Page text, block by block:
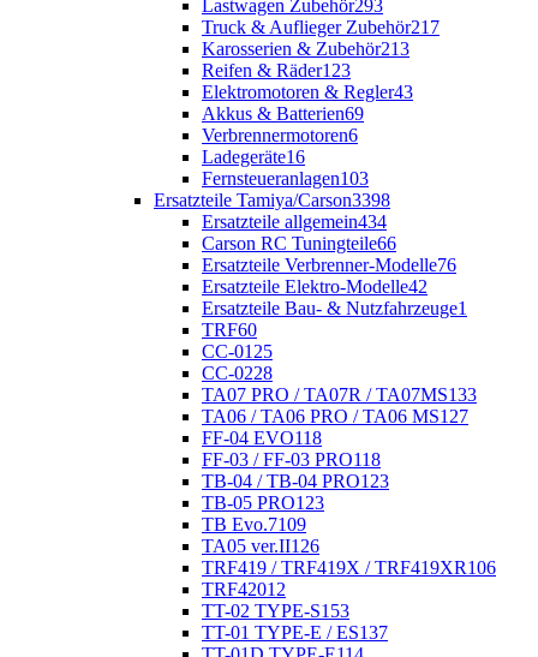
Lastwagen Zubehör293
Truck & Auflieger Zubehör217
Karosserien & Zubehör213
Reifen & Räder123
Elektromotoren & Regler43
Akkus & Batterien69
Verbrennermotoren6
Ladegeräte16
Fernsteueranlagen103
Ersatzteile Tamiya/Carson3398
Ersatzteile allgemein434
Carson RC Tuningteile66
Ersatzteile Verbrenner-Modelle76
Ersatzteile Elektro-Modelle42
Ersatzteile Bau- & Nutzfahrzeuge1
TRF60
CC-01 25
CC-0228
TA07 PRO / TA07R / TA07MS133
TA06 / TA06 PRO / TA06 MS127
FF-04 EVO118
FF-03 / FF-03 PRO118
TB-04 / TB-04 PRO123
TB-05 PRO123
TB Evo.7109
TA05 ver.II126
TRF419 / TRF419X / TRF419XR106
TRF42012
TT-02 TYPE-S153
TT-01 TYPE-E / ES137